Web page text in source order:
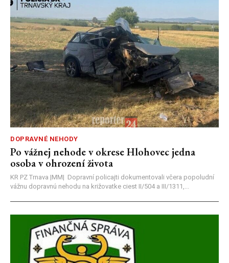
DOPRAVNÉ NEHODY
Po vážnej nehode v okrese Hlohovec jedna
osoba v ohrození života
KR PZ Trnava |MM| Dopravní policajti dokumentovali včera popoludní
vážnu dopravnú nehodu na križovatke ciest II/504 a III/1311,...